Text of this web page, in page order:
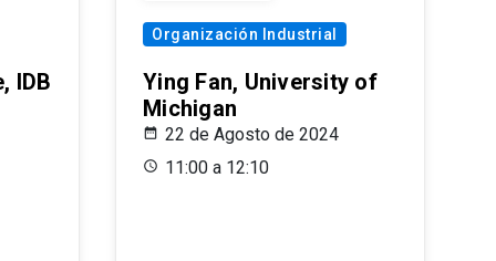
IDB
Organización Industrial
Ying Fan, University of
Michigan
22 de Agosto de 2024
11:00 a 12:10